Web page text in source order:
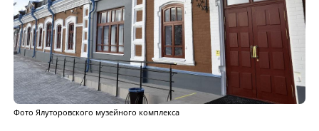
Фото Ялуторовского музейного комплекса